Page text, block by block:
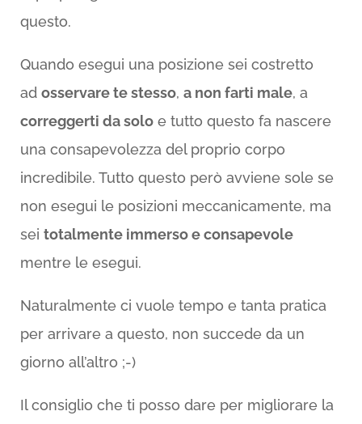
questo.
Quando esegui una posizione sei costretto
ad osservare te stesso, a non farti male, a
correggerti da soloe tutto questo fa nascere
una consapevolezza del proprio corpo
incredibile. Tutto questo però avviene sole se
non esegui le posizioni meccanicamente, ma
sei totalmente immerso e consapevole
mentre le esegui.
Naturalmente ci vuole tempo e tanta pratica
per arrivare a questo, non succede da un
giorno all’altro ;-)
Il consiglio che ti posso dare per migliorare la